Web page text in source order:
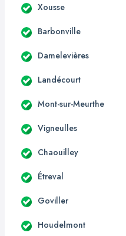
Xousse
Barbonville
Damelevières
Landécourt
Mont-sur-Meurthe
Vigneulles
Chaouilley
Étreval
Goviller
Houdelmont